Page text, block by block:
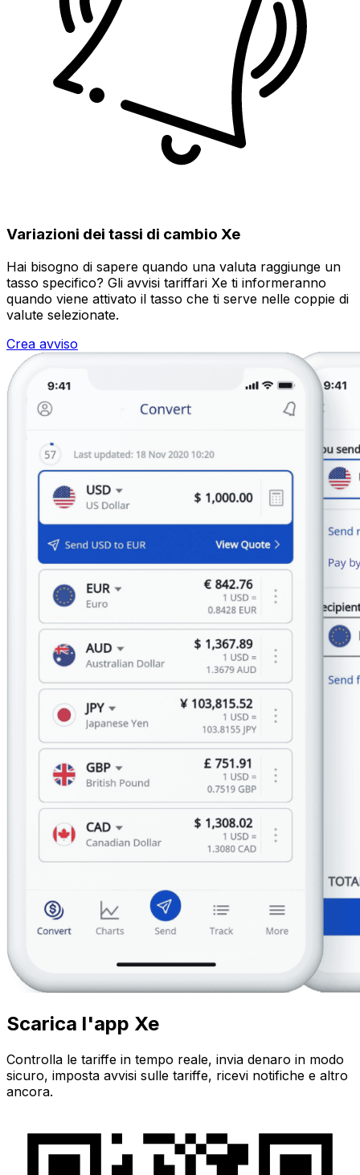
Variazioni dei tassi di cambio Xe
Hai bisogno di sapere quando una valuta raggiunge un
tasso specifico? Gli avvisi tariffari Xe ti informeranno
quando viene attivato il tasso che ti serve nelle coppie di
valute selezionate.
Crea avviso
Scarica l'app Xe
Controlla le tariffe in tempo reale, invia denaro in modo
sicuro, imposta avvisi sulle tariffe, ricevi notifiche e altro
ancora.